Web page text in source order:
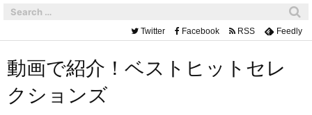
動画で紹介！ベストヒットセレ
クションズ
Twitter Facebook RSS Feedly